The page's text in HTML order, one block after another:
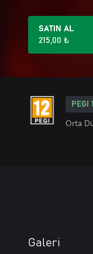
SATIN AL
215,00 ₺
PEGI
Orta
Galeri